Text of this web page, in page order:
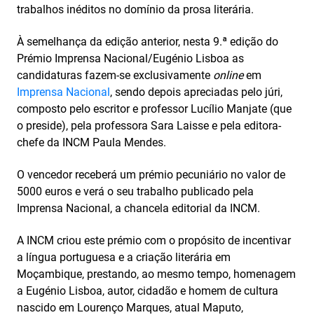
trabalhos inéditos no domínio da prosa literária.
À semelhança da edição anterior, nesta 9.ª edição do
Prémio Imprensa Nacional/Eugénio Lisboa as
candidaturas fazem-se exclusivamente onlineem
Imprensa Nacional, sendo depois apreciadas pelo júri,
composto pelo escritor e professor Lucílio Manjate (que
o preside), pela professora Sara Laisse e pela editora-
chefe da INCM Paula Mendes.
O vencedor receberá um prémio pecuniário no valor de
5000 euros e verá o seu trabalho publicado pela
Imprensa Nacional, a chancela editorial da INCM.
A INCM criou este prémio com o propósito de incentivar
a língua portuguesa e a criação literária em
Moçambique, prestando, ao mesmo tempo, homenagem
a Eugénio Lisboa, autor, cidadão e homem de cultura
nascido em Lourenço Marques, atual Maputo,